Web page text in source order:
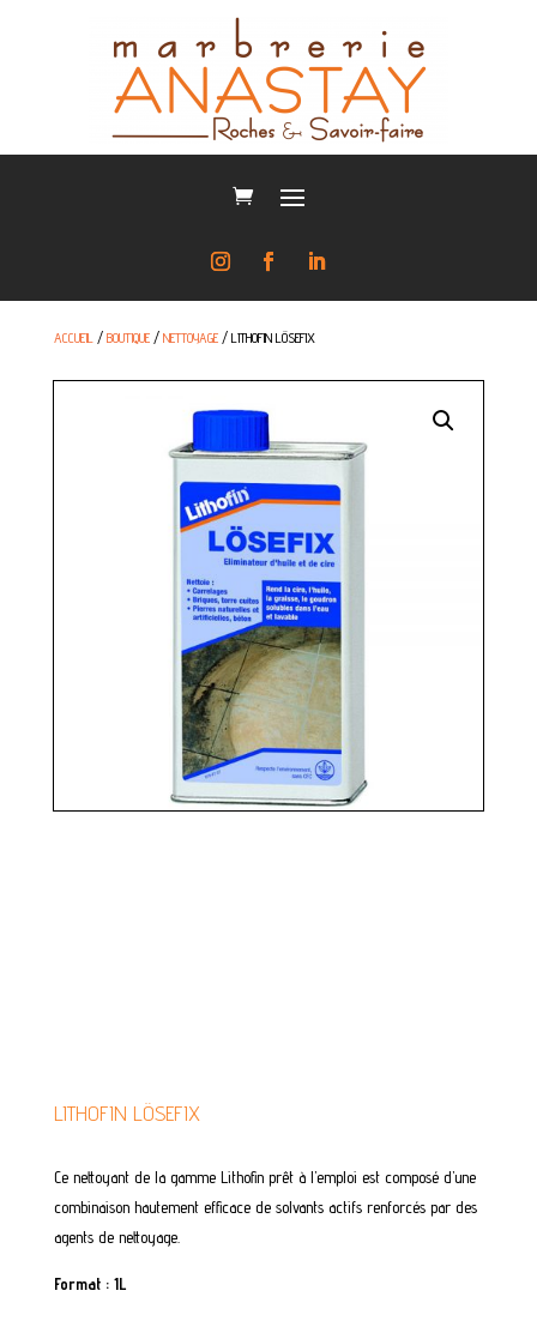
ACCUEIL / BOUTIQUE/ NETTOYAGE/ LITHOFIN LÖSEFIX
LITHOFIN LÖSEFIX
Ce nettoyant de la gamme Lithofin prêt à l’emploi est composé d’une
combinaison hautement efficace de solvants actifs renforcés par des
agents de nettoyage.
Format : 1L